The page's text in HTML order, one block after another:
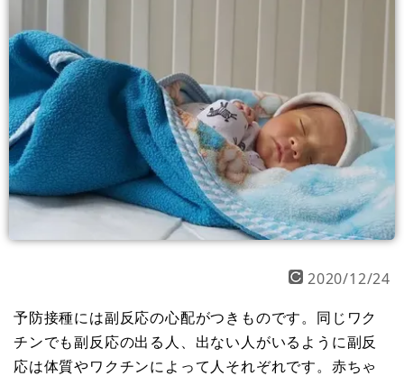
2020/12/24
予防接種には副反応の心配がつきものです。同じワク
チンでも副反応の出る人、出ない人がいるように副反
応は体質やワクチンによって人それぞれです。赤ちゃ